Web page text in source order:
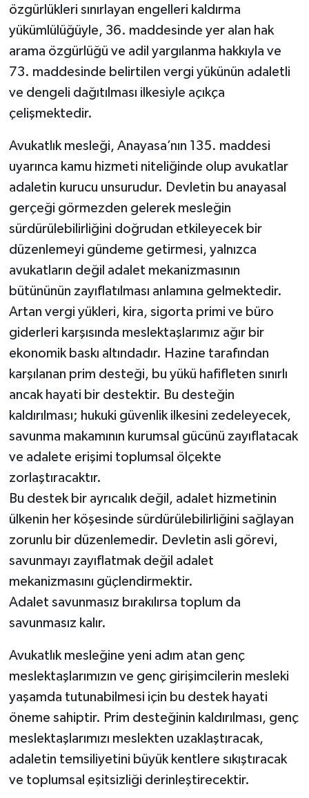
özgürlükleri sınırlayan engelleri kaldırma
yükümlülüğüyle, 36. maddesinde yer alan hak
arama özgürlüğü ve adil yargılanma hakkıyla ve
73. maddesinde belirtilen vergi yükünün adaletli
ve dengeli dağıtılması ilkesiyle açıkça
çelişmektedir.
Avukatlık mesleği, Anayasa’nın 135. maddesi
uyarınca kamu hizmeti niteliğinde olup avukatlar
adaletin kurucu unsurudur. Devletin bu anayasal
gerçeği görmezden gelerek mesleğin
sürdürülebilirliğini doğrudan etkileyecek bir
düzenlemeyi gündeme getirmesi, yalnızca
avukatların değil adalet mekanizmasının
bütününün zayıflatılması anlamına gelmektedir.
Artan vergi yükleri, kira, sigorta primi ve büro
giderleri karşısında meslektaşlarımız ağır bir
ekonomik baskı altındadır. Hazine tarafından
karşılanan prim desteği, bu yükü hafifleten sınırlı
ancak hayati bir destektir. Bu desteğin
kaldırılması; hukuki güvenlik ilkesini zedeleyecek,
savunma makamının kurumsal gücünü zayıflatacak
ve adalete erişimi toplumsal ölçekte
zorlaştıracaktır.
Bu destek bir ayrıcalık değil, adalet hizmetinin
ülkenin her köşesinde sürdürülebilirliğini sağlayan
zorunlu bir düzenlemedir. Devletin asli görevi,
savunmayı zayıflatmak değil adalet
mekanizmasını güçlendirmektir.
Adalet savunmasız bırakılırsa toplum da
savunmasız kalır.
Avukatlık mesleğine yeni adım atan genç
meslektaşlarımızın ve genç girişimcilerin mesleki
yaşamda tutunabilmesi için bu destek hayati
öneme sahiptir. Prim desteğinin kaldırılması, genç
meslektaşlarımızı meslekten uzaklaştıracak,
adaletin temsiliyetini büyük kentlere sıkıştıracak
ve toplumsal eşitsizliği derinleştirecektir.